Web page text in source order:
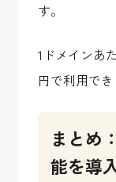
す。
1ドメインあ
円で利用でき
まとめ
能を導